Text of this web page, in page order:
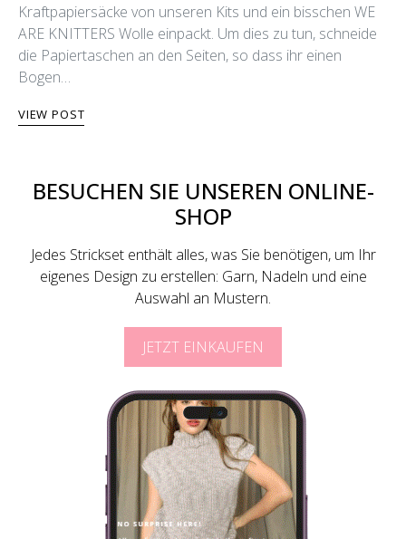
Kraftpapiersäcke von unseren Kits und ein bisschen WE
ARE KNITTERS Wolle einpackt. Um dies zu tun, schneide
die Papiertaschen an den Seiten, so dass ihr einen
Bogen…
VIEW POST
BESUCHEN SIE UNSEREN ONLINE-
SHOP
Jedes Strickset enthält alles, was Sie benötigen, um Ihr
eigenes Design zu erstellen: Garn, Nadeln und eine
Auswahl an Mustern.
JETZT EINKAUFEN